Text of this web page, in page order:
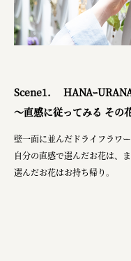
Scene1. HANAｰ
～直感に従ってみる その
壁一面に並んだドライフラワ
自分の直感で選んだお花は、
選んだお花はお持ち帰り。